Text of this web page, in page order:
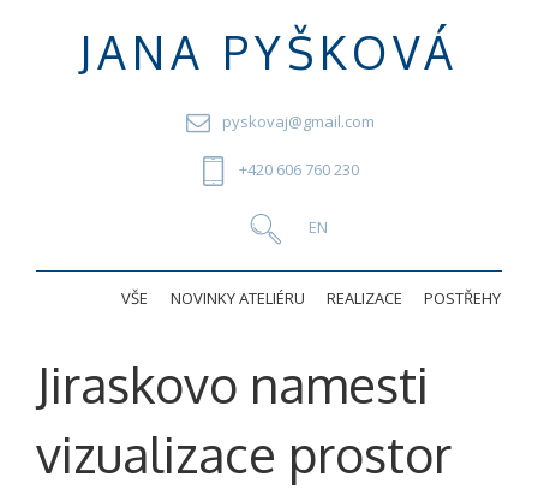
JANA PYŠKOVÁ
pyskovaj@gmail.com
+420 606 760 230
VŠE NOVINKY ATELIÉRU REALIZACE POSTŘEHY
Jiraskovo namesti
vizualizace prostor